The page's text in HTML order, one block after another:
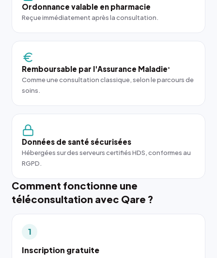
Ordonnance valable en pharmacie
Reçue immédiatement après la consultation.
Remboursable par l'Assurance Maladie*
Comme une consultation classique, selon le parcours de
soins.
Données de santé sécurisées
Hébergées sur des serveurs certifiés HDS, conformes au
RGPD.
Comment fonctionne une
téléconsultation avec Qare ?
1
Inscription gratuite